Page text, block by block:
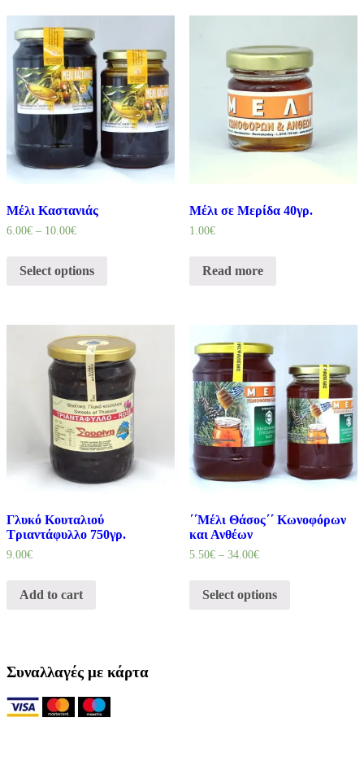
Μέλι Καστανιάς
6.00€ – 10.00€
Select options
Μέλι σε Μερίδα 40γρ.
1.00€
Read more
Γλυκό Κουταλιού
Τριαντάφυλλο 750γρ.
9.00€
Add to cart
΄΄Μέλι Θάσος΄΄ Κωνοφόρων
και Ανθέων
5.50€– 34.00€
Select options
Συναλλαγές με κάρτα